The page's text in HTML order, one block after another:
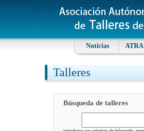
Noticias ATRA
Talleres
Búsqueda de talleres